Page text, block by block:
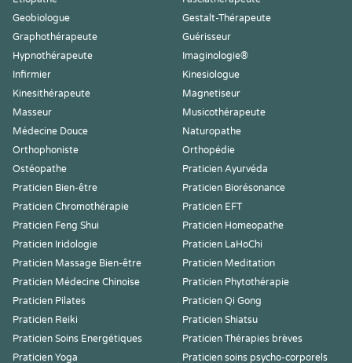
Geobiologue
Gestalt-Thérapeute
Graphothérapeute
Guérisseur
Hypnothérapeute
Imaginologie®
Infirmier
Kinesiologue
Kinesithérapeute
Magnetiseur
Masseur
Musicothérapeute
Médecine Douce
Naturopathe
Orthophoniste
Orthopédie
Ostéopathe
Praticien Ayurvéda
Praticien Bien-être
Praticien Biorésonance
Praticien Chromothérapie
Praticien EFT
Praticien Feng Shui
Praticien Homeopathe
Praticien Iridologie
Praticien LaHoChi
Praticien Massage Bien-être
Praticien Meditation
Praticien Médecine Chinoise
Praticien Phytothérapie
Praticien Pilates
Praticien Qi Gong
Praticien Reiki
Praticien Shiatsu
Praticien Soins Energétiques
Praticien Thérapies brèves
Praticien Yoga
Praticien soins psycho-corporels